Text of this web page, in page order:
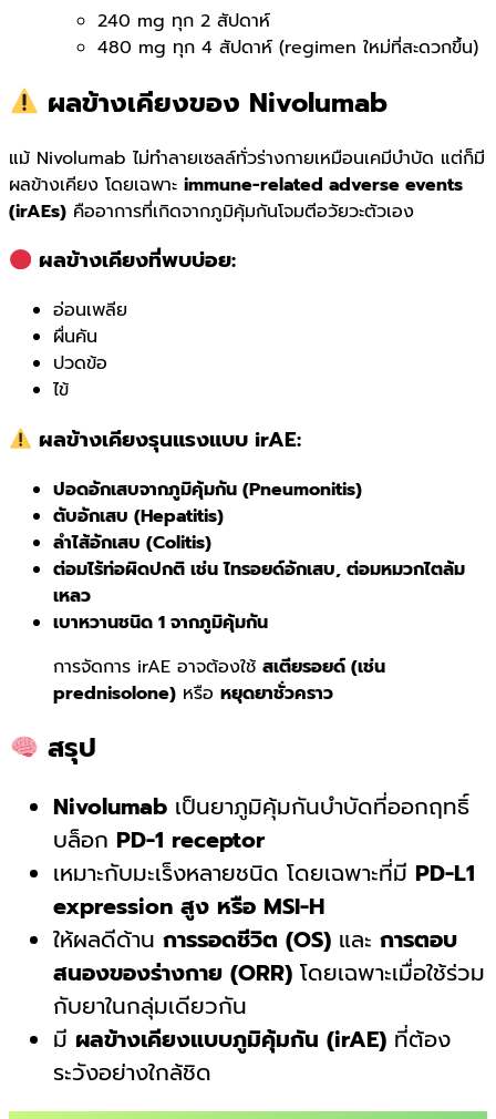
240 mg ทุก 2 สัปดาห์
480 mg ทุก 4 สัปดาห์ (regimen ใหม่ที่สะดวกขึ้น)
ผลข้างเคียงของ Nivolumab
แม้ Nivolumab ไม่ทำลายเซลล์ทั่วร่างกายเหมือนเคมีบำบัด แต่ก็มี
ผลข้างเคียง โดยเฉพาะ immune-related adverse events
(irAEs) คืออาการที่เกิดจากภูมิคุ้มกันโจมตีอวัยวะตัวเอง
ผลข้างเคียงที่พบบ่อย:
อ่อนเพลีย
ผื่นคัน
ปวดข้อ
ไข้
ผลข้างเคียงรุนแรงแบบ irAE:
ปอดอักเสบจากภูมิคุ้มกัน (Pneumonitis)
ตับอักเสบ (Hepatitis)
ลำไส้อักเสบ (Colitis)
ต่อมไร้ท่อผิดปกติ เช่น ไทรอยด์อักเสบ, ต่อมหมวกไตล้ม
เหลว
เบาหวานชนิด 1 จากภูมิคุ้มกัน
การจัดการ irAE อาจต้องใช้ สเตียรอยด์ (เช่น
prednisolone) หรือ หยุดยาชั่วคราว
สรุป
Nivolumab เป็นยาภูมิคุ้มกันบำบัดที่ออกฤทธิ์
บล็อก PD-1 receptor
เหมาะกับมะเร็งหลายชนิด โดยเฉพาะที่มี PD-L1
expression สูง หรือ MSI-H
ให้ผลดีด้าน การรอดชีวิต (OS) และ การตอบ
สนองของร่างกาย (ORR) โดยเฉพาะเมื่อใช้ร่วม
กับยาในกลุ่มเดียวกัน
มี ผลข้างเคียงแบบภูมิคุ้มกัน (irAE) ที่ต้อง
ระวังอย่างใกล้ชิด